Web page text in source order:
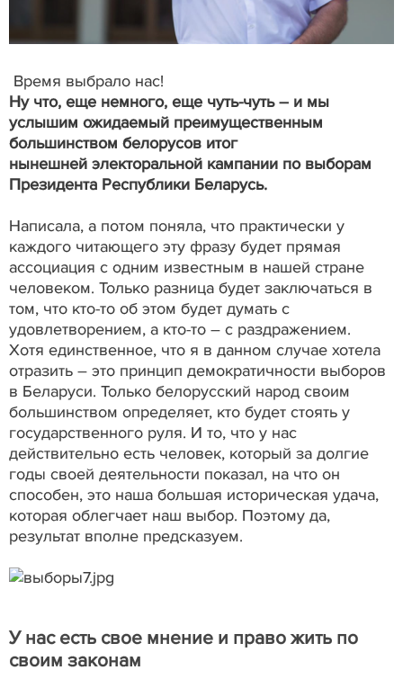
Время выбрало нас!
Ну что, еще немного, еще чуть-чуть – и мы
услышим ожидаемый преимущественным
большинством белорусов итог
нынешней электоральной кампании по выборам
Президента Республики Беларусь.
Написала, а потом поняла, что практически у
каждого читающего эту фразу будет прямая
ассоциация с одним известным в нашей стране
человеком. Только разница будет заключаться в
том, что кто-то об этом будет думать с
удовлетворением, а кто-то – с раздражением.
Хотя единственное, что я в данном случае хотела
отразить – это принцип демократичности выборов
в Беларуси. Только белорусский народ своим
большинством определяет, кто будет стоять у
государственного руля. И то, что у нас
действительно есть человек, который за долгие
годы своей деятельности показал, на что он
способен, это наша большая историческая удача,
которая облегчает наш выбор. Поэтому да,
результат вполне предсказуем.
У нас есть свое мнение и право жить по
своим законам